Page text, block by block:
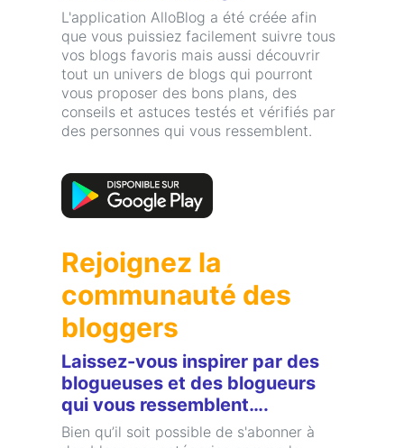
L'application AlloBlog a été créée afin
que vous puissiez facilement suivre tous
vos blogs favoris mais aussi découvrir
tout un univers de blogs qui pourront
vous proposer des bons plans, des
conseils et astuces testés et vérifiés par
des personnes qui vous ressemblent.
Rejoignez la
communauté des
bloggers
Laissez-vous inspirer par des
blogueuses et des blogueurs
qui vous ressemblent….
Bien qu’il soit possible de s'abonner à